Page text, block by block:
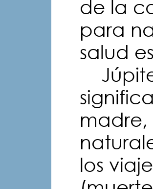
de la
para
salud
los